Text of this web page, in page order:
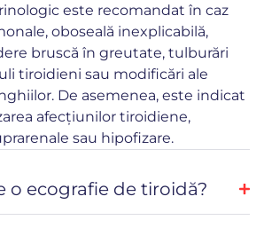
este recomandat în caz
oboseală inexplicabilă,
bruscă în greutate, tulburări
tiroidieni sau modificări ale
De asemenea, este indicat
afecțiunilor tiroidiene,
sau hipofizare.
o ecografie de tiroidă?